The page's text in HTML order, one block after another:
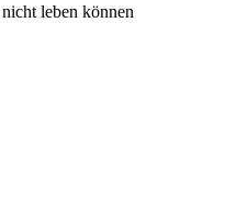
leben können